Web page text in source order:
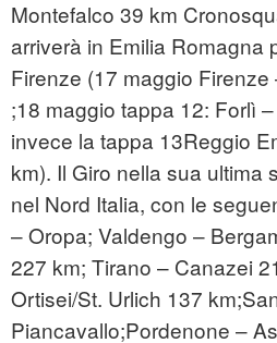
Montefalco 39 km
arriverà in Emilia Romagna
Firenze (17 maggio
;18 maggio tappa 12: Forlì
invece la tappa 13Reggio
km). Il Giro nella sua ultima
nel Nord Italia, con le
– Oropa; Valdengo –
227 km; Tirano – Canazei
Ortisei/St. Urlich 137
Piancavallo;Pordenone –